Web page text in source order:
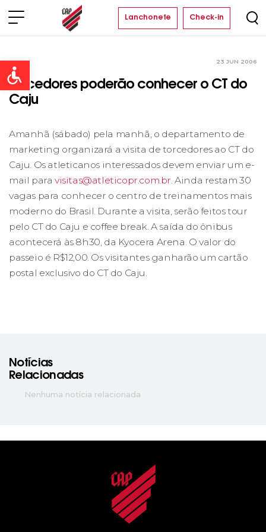
Open toolbar
Lanchonete Check-in
23 JUN 2006
Torcedores poderão conhecer o CT do
Caju
Amanhã (sábado) pela manhã, o departamento de
marketing organizará a visita de torcedores ao CT do
Caju. Os atleticanos interessados devem enviar um e-
mail para visitas@atleticopr.com.br. Ainda restam 30
vagas para conhecer o centro de treinamentos mais
moderno do Brasil. Durante a visita, serão feitos tour
pelo CT do Caju e coffee break. A saída do ônibus
acontecerá às 8h30, da Kyocera Arena. O valor do
passeio é R$12,00. Os visitantes ganharão um cartão
postal exclusivo do CT do Caju.
Notícias
Relacionadas
Nenhuma notícia relacionada